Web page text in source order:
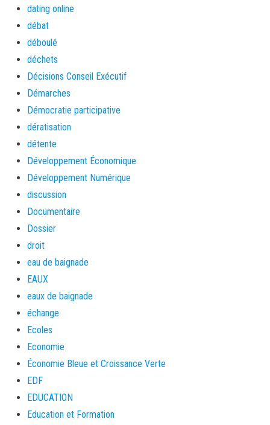
dating online
débat
déboulé
déchets
Décisions Conseil Exécutif
Démarches
Démocratie participative
dératisation
détente
Développement Économique
Développement Numérique
discussion
Documentaire
Dossier
droit
eau de baignade
EAUX
eaux de baignade
échange
Ecoles
Economie
Économie Bleue et Croissance Verte
EDF
EDUCATION
Education et Formation